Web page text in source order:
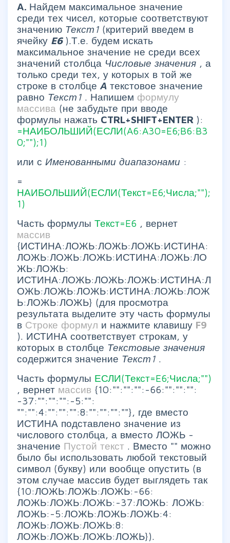
А. Найдем максимальное значение
среди тех чисел, которые соответствуют
значению Текст1 (критерий введем в
ячейку E6 ).Т.е. будем искать
максимальное значение не среди всех
значений столбца Числовые значения , а
только среди тех, у которых в той же
строке в столбце А текстовое значение
равно Текст1 . Напишем формулу
массива (не забудьте при вводе
формулы нажать CTRL+SHIFT+ENTER ):
=НАИБОЛЬШИЙ(ЕСЛИ(A6:A30=E6;B6:B3
0;"");1)
или с Именованными диапазонами :
=
НАИБОЛЬШИЙ(ЕСЛИ(Текст=E6;Числа;"");
1)
Часть формулы Текст=E6 , вернет
массив
{ИСТИНА:ЛОЖЬ:ЛОЖЬ:ЛОЖЬ:ИСТИНА:
ЛОЖЬ:ЛОЖЬ:ЛОЖЬ:ИСТИНА:ЛОЖЬ:ЛО
ЖЬ:ЛОЖЬ:
ИСТИНА:ЛОЖЬ:ЛОЖЬ:ЛОЖЬ:ИСТИНА:Л
ОЖЬ:ЛОЖЬ:ЛОЖЬ:ИСТИНА:ЛОЖЬ:ЛОЖ
Ь:ЛОЖЬ:ЛОЖЬ} (для просмотра
результата выделите эту часть формулы
в Строке формул и нажмите клавишу F9
). ИСТИНА соответствует строкам, у
которых в столбце Текстовые значения
содержится значение Текст1 .
Часть формулы ЕСЛИ(Текст=E6;Числа;"")
, вернет массив {10:"":"":"":-66:"":"":"":
-37:"":"":"":-5:"":
"":"":4:"":"":"":8:"":"":"":""}, где вместо
ИСТИНА подставлено значение из
числового столбца, а вместо ЛОЖЬ -
значение Пустой текст . Вместо "" можно
было бы использовать любой текстовый
символ (букву) или вообще опустить (в
этом случае массив будет выглядеть так
{10:ЛОЖЬ:ЛОЖЬ:ЛОЖЬ:-66:
ЛОЖЬ:ЛОЖЬ:ЛОЖЬ:-37:ЛОЖЬ: ЛОЖЬ:
ЛОЖЬ:-5:ЛОЖЬ:ЛОЖЬ:ЛОЖЬ:4:
ЛОЖЬ:ЛОЖЬ:ЛОЖЬ:8:
ЛОЖЬ:ЛОЖЬ:ЛОЖЬ:ЛОЖЬ}).